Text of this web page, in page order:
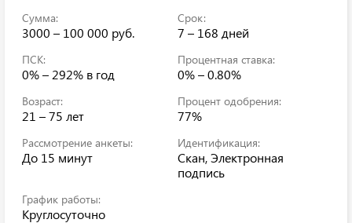
Сумма:
3000 – 100 000 руб.
Срок:
7 – 168 дней
ПСК:
0% – 292% в год
Процентная ставка:
0% – 0.80%
Возраст:
21 – 75 лет
Процент одобрения:
77%
Рассмотрение анкеты:
До 15 минут
Идентификация:
Скан, Электронная
подпись
График работы:
Круглосуточно